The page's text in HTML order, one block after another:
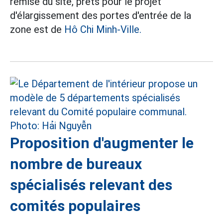
d'élargissement des portes d'entrée de la
zone est de Hô Chi Minh-Ville.
Proposition d'augmenter le
nombre de bureaux
spécialisés relevant des
comités populaires